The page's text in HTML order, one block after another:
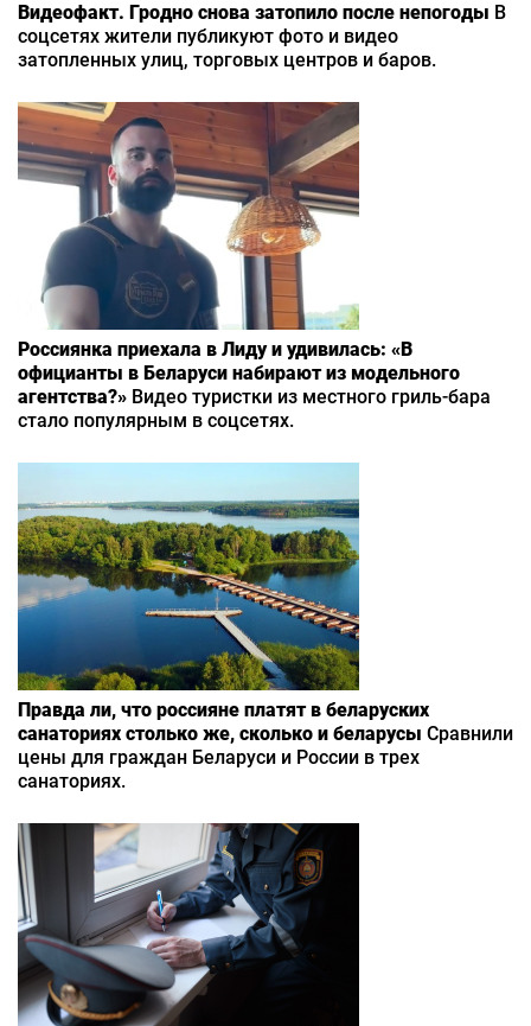
Видеофакт. Гродно снова затопило после непогоды В
соцсетях жители публикуют фото и видео
затопленных улиц, торговых центров и баров.
Россиянка приехала в Лиду и удивилась: «В
официанты в Беларуси набирают из модельного
агентства?» Видео туристки из местного гриль-бара
стало популярным в соцсетях.
Правда ли, что россияне платят в беларуских
санаториях столько же, сколько и беларусы Сравнили
цены для граждан Беларуси и России в трех
санаториях.